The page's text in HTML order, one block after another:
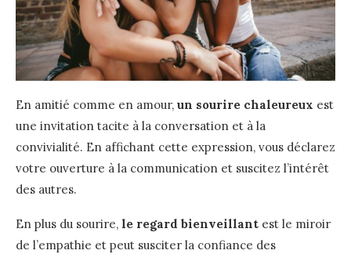
En amitié comme en amour, un sourire chaleureux est
une invitation tacite à la conversation et à la
convivialité. En affichant cette expression, vous déclarez
votre ouverture à la communication et suscitez l’intérêt
des autres.
En plus du sourire, le regard bienveillant est le miroir
de l’empathie et peut susciter la confiance des